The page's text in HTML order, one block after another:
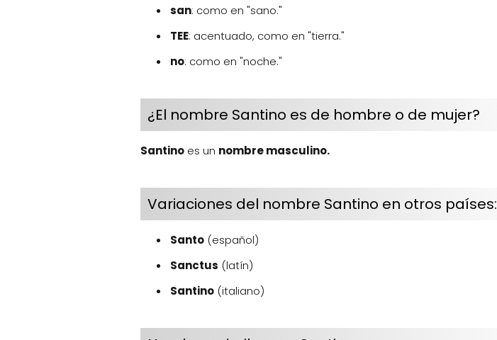
san: como en "sano."
TEE: acentuado, como en "tierra."
no: como en "noche."
¿El nombre Santino es de hombre o de mujer?
Santino es un nombre masculino.
Variaciones del nombre Santino en otros países:
Santo (español)
Sanctus (latín)
Santino (italiano)